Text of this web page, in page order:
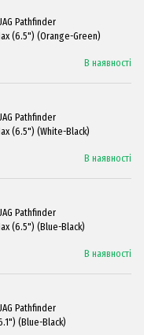
Pathfinder
(6.5") (Orange-Green)
В наявності
Pathfinder
(6.5") (White-Black)
В наявності
Pathfinder
(6.5") (Blue-Black)
В наявності
Pathfinder
(Blue-Black)